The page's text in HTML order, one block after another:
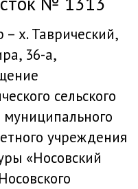
– х. Таврический,
36-а,
сельского
муниципального
учреждения
«Носовский